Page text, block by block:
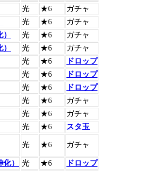
光 ★6
ガチャ
光 ★6
ガチャ
光 ★6
ガチャ
光 ★6
ガチャ
光 ★6
ドロップ
光 ★6
ドロップ
光 ★6
ドロップ
光 ★6
ガチャ
光 ★6
ガチャ
光 ★6
スタ玉
光 ★6 ガチャ
） 光 ★6
ドロップ